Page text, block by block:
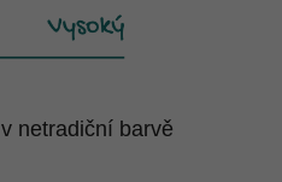
v netradiční barvě